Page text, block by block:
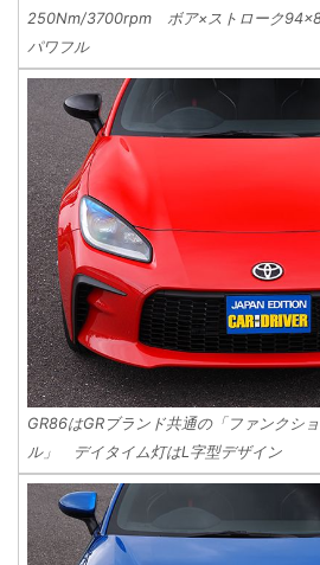
250Nm/3700rpm ボア×ストローク
パワフル
GR86はGRブランド共通の「ファンクシ
ル」 デイタイム灯はL字型デザイン